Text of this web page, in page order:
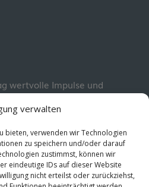
verwalten
bieten, verwenden wir Technologien
zu speichern und/oder darauf
zustimmst, können wir
eindeutige IDs auf dieser Website
nicht erteilst oder zurückziehst,
wertvolle Impulse und
Rechte vorbehalten.